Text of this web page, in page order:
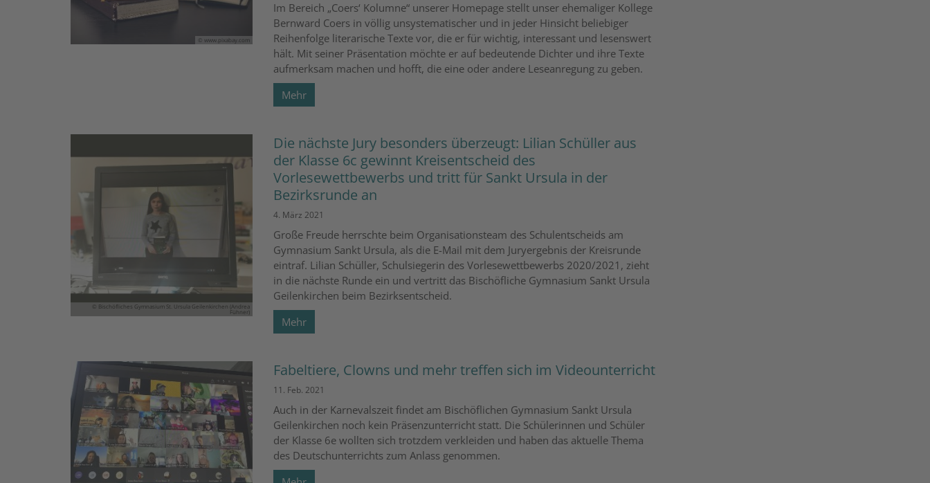
© www.pixabay.com
Im Bereich „Coers‘ Kolumne“ unserer Homepage stellt unser ehemaliger Kollege
Bernward Coers in völlig unsystematischer und in jeder Hinsicht beliebiger
Reihenfolge literarische Texte vor, die er für wichtig, interessant und lesenswert
hält. Mit seiner Präsentation möchte er auf bedeutende Dichter und ihre Texte
aufmerksam machen und hofft, die eine oder andere Leseanregung zu geben.
Mehr
© Bischöfliches Gymnasium St. Ursula Geilenkirchen (Andrea
Fühner)
Die nächste Jury besonders überzeugt: Lilian Schüller aus
der Klasse 6c gewinnt Kreisentscheid des
Vorlesewettbewerbs und tritt für Sankt Ursula in der
Bezirksrunde an
4. März 2021
Große Freude herrschte beim Organisationsteam des Schulentscheids am
Gymnasium Sankt Ursula, als die E-Mail mit dem Juryergebnis der Kreisrunde
eintraf. Lilian Schüller, Schulsiegerin des Vorlesewettbewerbs 2020/2021, zieht
in die nächste Runde ein und vertritt das Bischöfliche Gymnasium Sankt Ursula
Geilenkirchen beim Bezirksentscheid.
Mehr
Fabeltiere, Clowns und mehr treffen sich im Videounterricht
11. Feb. 2021
Auch in der Karnevalszeit findet am Bischöflichen Gymnasium Sankt Ursula
Geilenkirchen noch kein Präsenzunterricht statt. Die Schülerinnen und Schüler
der Klasse 6e wollten sich trotzdem verkleiden und haben das aktuelle Thema
des Deutschunterrichts zum Anlass genommen.